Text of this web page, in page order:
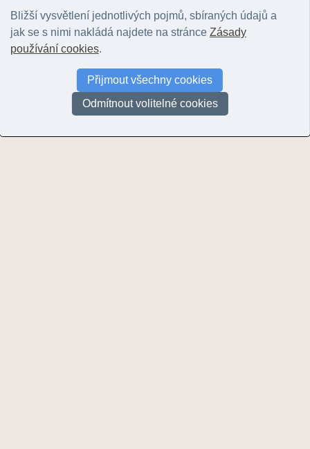
uhlí černé
(18)
uhlí hnědé (21)
vápenec
(2009)
vulkanit (neznámý) (123)
vulkanoklastika
(92)
žilný křemen (73)
Bližší vysvětlení jednotlivých pojmů, sbíraných údajů a
jak se s nimi nakládá najdete na stránce Zásady
používání cookies.
Přijmout všechny cookies
Odmítnout volitelné cookies